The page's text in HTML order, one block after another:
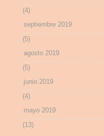
(4)
septiembre 2019
(5)
agosto 2019
(5)
junio 2019
(4)
mayo 2019
(13)